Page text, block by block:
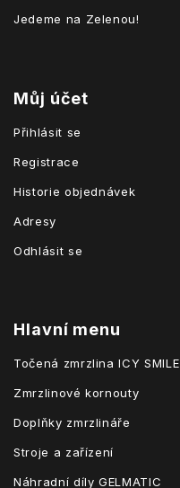
Jedeme na Zelenou!
Můj účet
Přihlásit se
Registrace
Historie objednávek
Adresy
Odhlásit se
Hlavní menu
Točená zmrzlina ICY SMILE
Zmrzlinové kornouty
Doplňky zmrzlináře
Stroje a zařízení
Náhradní díly GELMATIC